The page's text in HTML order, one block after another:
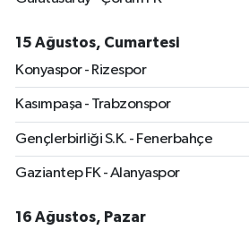
15 Ağustos, Cumartesi
Konyaspor - Rizespor
Kasımpaşa - Trabzonspor
Gençlerbirliği S.K. - Fenerbahçe
Gaziantep FK - Alanyaspor
16 Ağustos, Pazar